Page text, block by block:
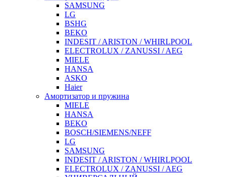
SAMSUNG
LG
BSHG
BEKO
INDESIT / ARISTON / WHIRLPOOL
ELECTROLUX / ZANUSSI / AEG
MIELE
HANSA
ASKO
Haier
Амортизатор и пружина
MIELE
HANSA
BEKO
BOSCH/SIEMENS/NEFF
LG
SAMSUNG
INDESIT / ARISTON / WHIRLPOOL
ELECTROLUX / ZANUSSI / AEG